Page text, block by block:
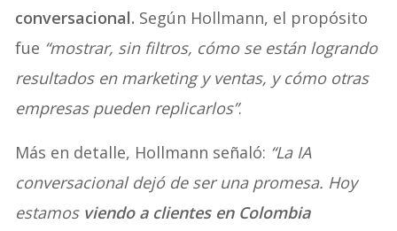
conversacional. Según Hollmann, el propósito
fue “mostrar, sin filtros, cómo se están logrando
resultados en marketing y ventas, y cómo otras
empresas pueden replicarlos”.
Más en detalle, Hollmann señaló: “La IA
conversacional dejó de ser una promesa. Hoy
estamos viendo a clientes en Colombia